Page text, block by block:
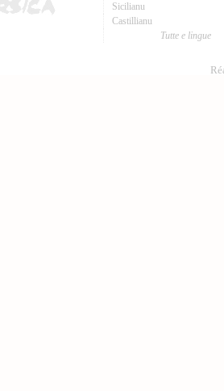
Sicilianu
Castillianu
Tutte e lingue